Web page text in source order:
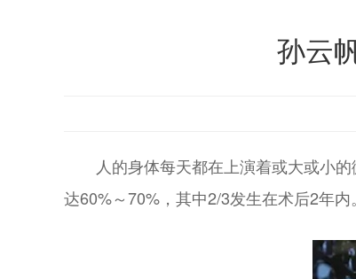
孙云
人的身体每天都在上演着或大或小
达60%～70%，其中2/3发生在术后2年内。